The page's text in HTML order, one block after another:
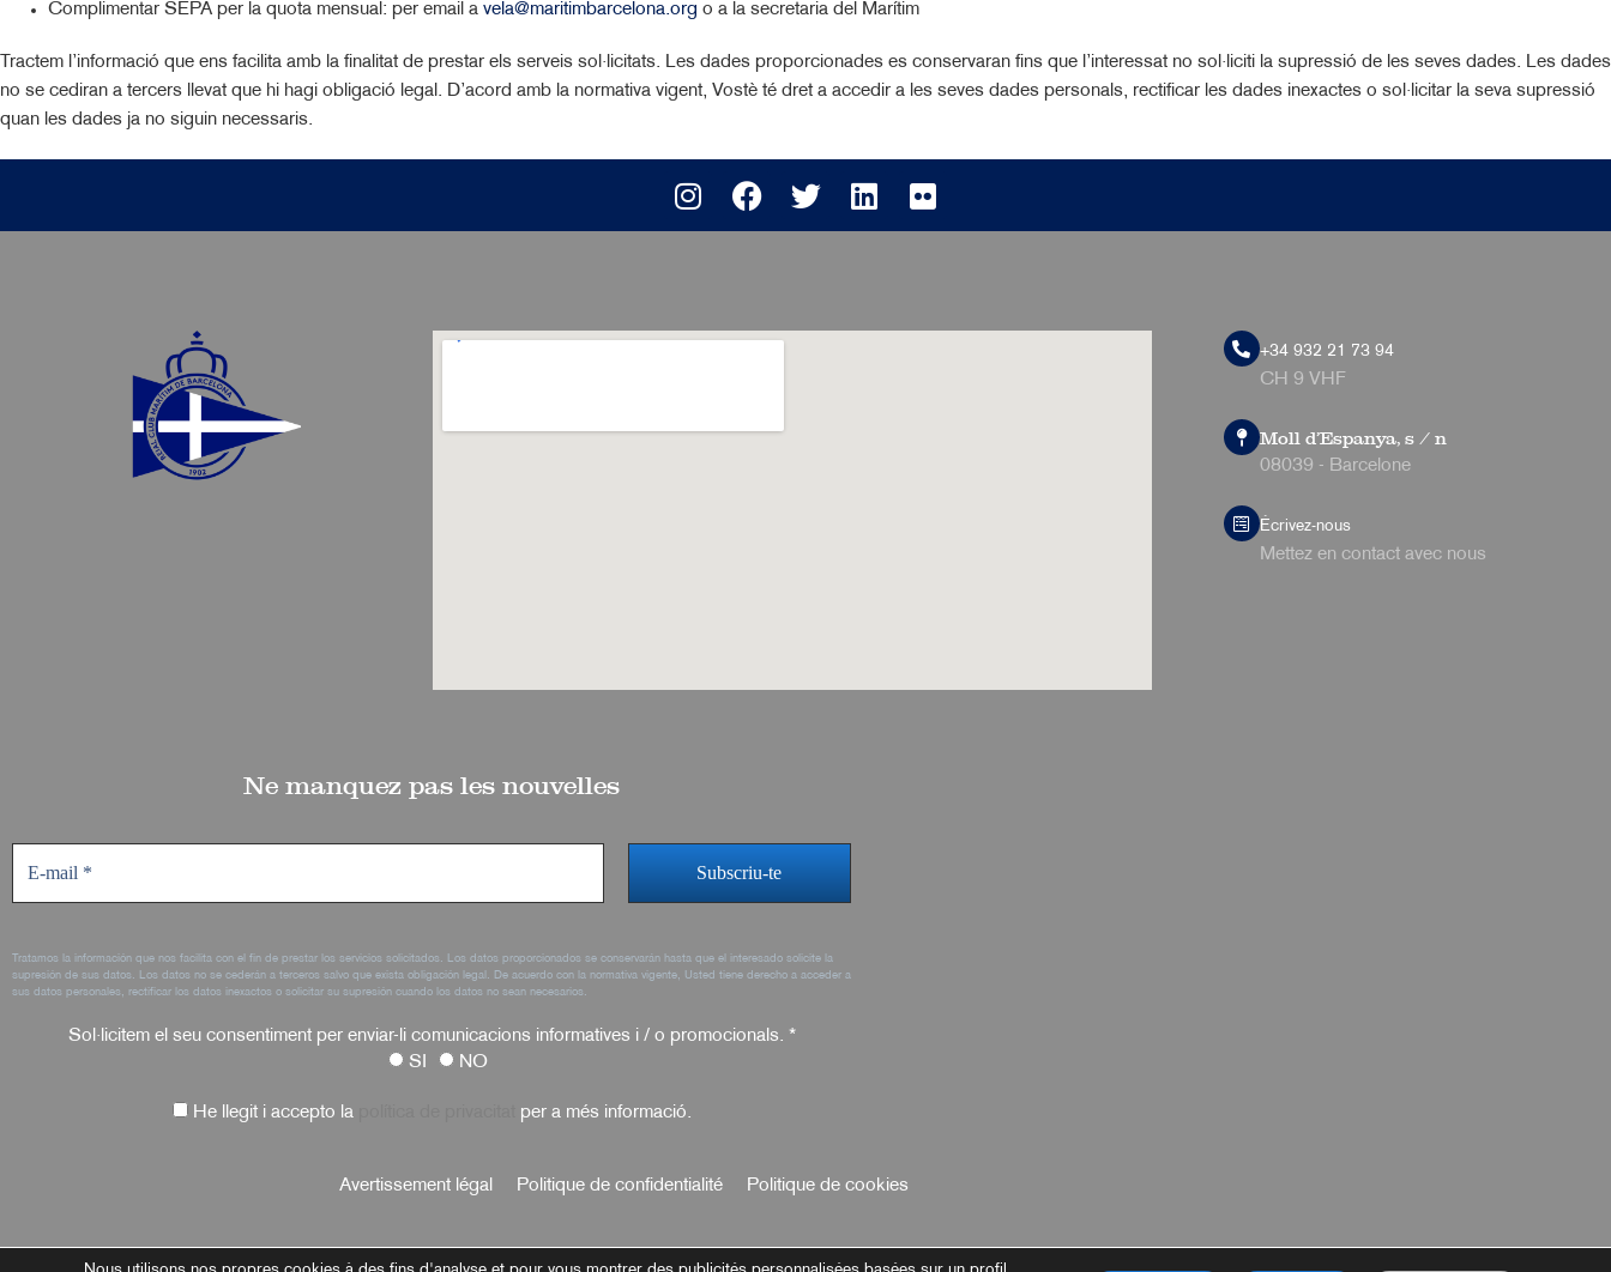
Complimentar SEPA per la quota mensual: per email a vela@maritimbarcelona.org o a la secretaria del Marítim
Tractem l’informació que ens facilita amb la finalitat de prestar els serveis sol·licitats. Les dades proporcionades es conservaran fins que l’interessat no sol·liciti la supressió de les seves dades. Les dades
no se cediran a tercers llevat que hi hagi obligació legal. D’acord amb la normativa vigent, Vostè té dret a accedir a les seves dades personals, rectificar les dades inexactes o sol·licitar la seva supressió
quan les dades ja no siguin necessaris.
+34 932 21 73 94
CH 9 VHF
Moll d'Espanya, s / n
08039 - Barcelone
Écrivez-nous
Mettez en contact avec nous
Ne manquez pas les nouvelles
Tratamos la información que nos facilita con el fin de prestar los servicios solicitados. Los datos proporcionados se conservarán hasta que el interesado solicite la
supresión de sus datos. Los datos no se cederán a terceros salvo que exista obligación legal. De acuerdo con la normativa vigente, Usted tiene derecho a acceder a
sus datos personales, rectificar los datos inexactos o solicitar su supresión cuando los datos no sean necesarios.
Sol·licitem el seu consentiment per enviar-li comunicacions informatives i / o promocionals. *
SI
NO
He llegit i accepto la per a més informació.
Avertissement légal Politique de confidentialité Politique de cookies